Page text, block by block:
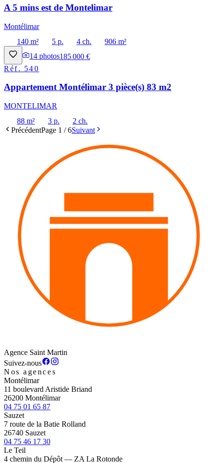
A 5 mins est de Montelimar
Montélimar
140 m²
5 p. 4 ch.
906 m²
14 photos185 000 €
Réf. 540
Appartement Montélimar 3 pièce(s) 83 m2
MONTELIMAR
88 m²
3 p.
2 ch.
PrécédentPage 1 /6Suivant
Agence Saint Martin
Suivez-nous
Nos agences
Montélimar
11 boulevard Aristide Briand
26200 Montélimar
04 75 01 65 87
Sauzet
7 route de la Batie Rolland
26740 Sauzet
04 75 46 17 30
Le Teil
4 chemin du Dépôt — ZA La Rotonde